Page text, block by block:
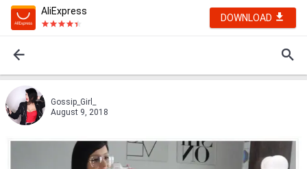
AliExpress
DOWNLOAD
Gossip_Girl_
August 9, 2018